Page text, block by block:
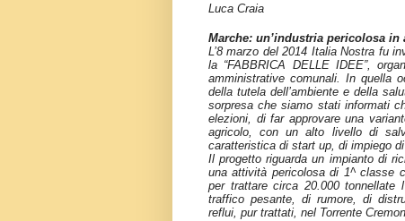
Luca Craia
Marche: un’industria pericolosa in
L’8 marzo del 2014 Italia Nostra fu
la “FABBRICA DELLE IDEE”,
amministrative comunali. In quella
della tutela dell’ambiente e della
sorpresa che siamo stati informati
elezioni, di far approvare una
agricolo, con un alto livello di
caratteristica di start up, di impiego
Il progetto riguarda un impianto di
una attività pericolosa di 1^ classe
per trattare circa 20.000
traffico pesante, di rumore, di
reflui, pur trattati, nel Torrente